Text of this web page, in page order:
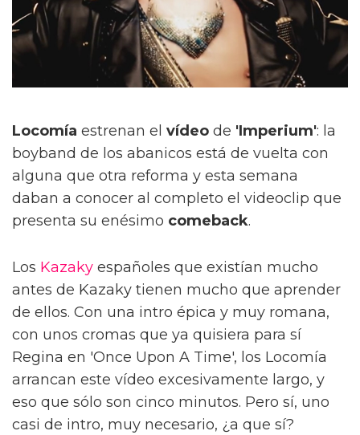
Locomía estrenan el vídeo de 'Imperium': la
boyband de los abanicos está de vuelta con
alguna que otra reforma y esta semana
daban a conocer al completo el videoclip que
presenta su enésimo comeback.
Los Kazaky españoles que existían mucho
antes de Kazaky tienen mucho que aprender
de ellos. Con una intro épica y muy romana,
con unos cromas que ya quisiera para sí
Regina en 'Once Upon A Time', los Locomía
arrancan este vídeo excesivamente largo, y
eso que sólo son cinco minutos. Pero sí, uno
casi de intro, muy necesario, ¿a que sí?